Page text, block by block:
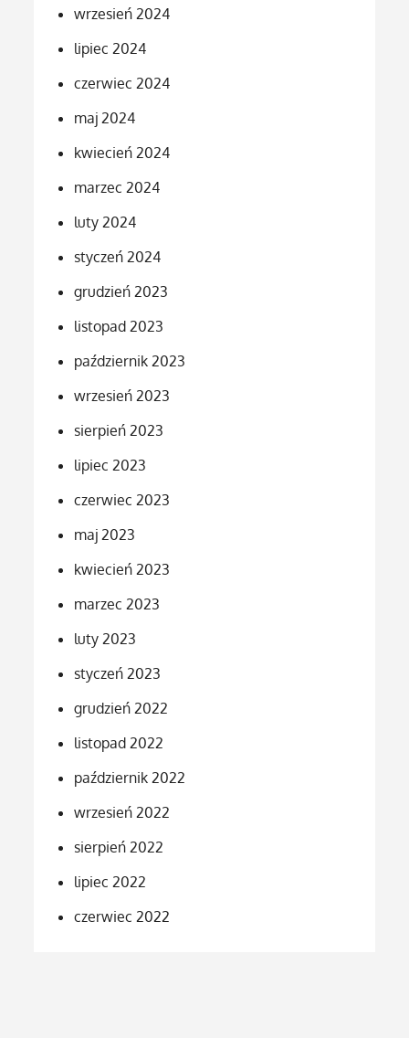
wrzesień 2024
lipiec 2024
czerwiec 2024
maj 2024
kwiecień 2024
marzec 2024
luty 2024
styczeń 2024
grudzień 2023
listopad 2023
październik 2023
wrzesień 2023
sierpień 2023
lipiec 2023
czerwiec 2023
maj 2023
kwiecień 2023
marzec 2023
luty 2023
styczeń 2023
grudzień 2022
listopad 2022
październik 2022
wrzesień 2022
sierpień 2022
lipiec 2022
czerwiec 2022